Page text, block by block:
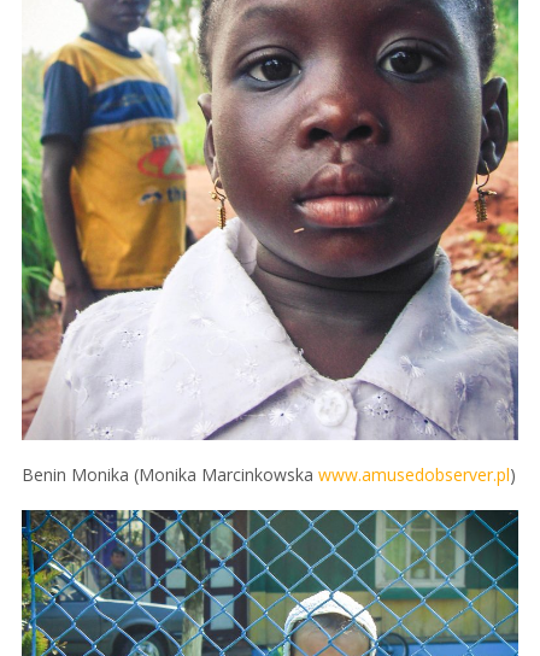
Benin Monika (Monika Marcinkowska www.amusedobserver.pl)